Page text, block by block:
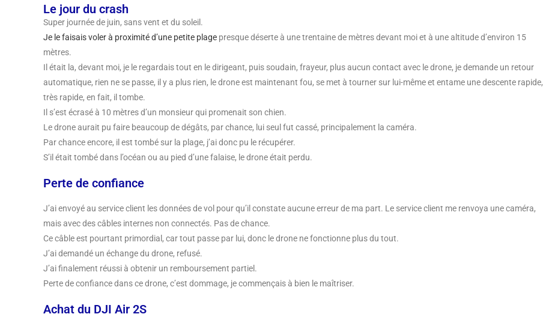
Le jour du crash
Super journée de juin, sans vent et du soleil.
Je le faisais voler à proximité d’une petite plage presque déserte à une trentaine de mètres devant moi et à une altitude d’environ 15
mètres.
Il était la, devant moi, je le regardais tout en le dirigeant, puis soudain, frayeur, plus aucun contact avec le drone, je demande un retour
automatique, rien ne se passe, il y a plus rien, le drone est maintenant fou, se met à tourner sur lui-même et entame une descente rapide,
très rapide, en fait, il tombe.
Il s’est écrasé à 10 mètres d’un monsieur qui promenait son chien.
Le drone aurait pu faire beaucoup de dégâts, par chance, lui seul fut cassé, principalement la caméra.
Par chance encore, il est tombé sur la plage, j’ai donc pu le récupérer.
S’il était tombé dans l’océan ou au pied d’une falaise, le drone était perdu.
Perte de confiance
J’ai envoyé au service client les données de vol pour qu’il constate aucune erreur de ma part. Le service client me renvoya une caméra,
mais avec des câbles internes non connectés. Pas de chance.
Ce câble est pourtant primordial, car tout passe par lui, donc le drone ne fonctionne plus du tout.
J’ai demandé un échange du drone, refusé.
J’ai finalement réussi à obtenir un remboursement partiel.
Perte de confiance dans ce drone, c’est dommage, je commençais à bien le maîtriser.
Achat du DJI Air 2S